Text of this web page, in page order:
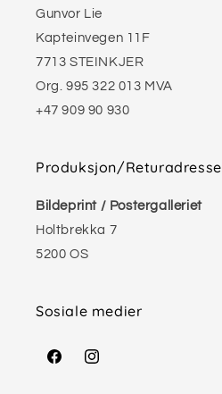
Gunvor Lie
Kapteinvegen 11F
7713 STEINKJER
Org. 995 322 013 MVA
+47 909 90 930
Produksjon/Returadresse
Bildeprint / Postergalleriet
Holtbrekka 7
5200 OS
Sosiale medier
FacebookInstagram